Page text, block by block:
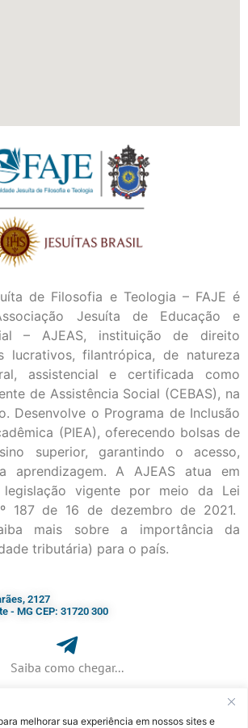
melhorar sua experiência em nossos sites e
de Filosofia e Teologia – FAJE é
Jesuíta de Educação e
– AJEAS, instituição de direito
lucrativos, filantrópica, de natureza
assistencial e certificada como
de Assistência Social (CEBAS), na
Desenvolve o Programa de Inclusão
(PIEA), oferecendo bolsas de
superior, garantindo o acesso,
aprendizagem. A AJEAS atua em
legislação vigente por meio da Lei
187 de 16 de dezembro de 2021.
mais sobre a importância da
tributária) para o país.
2127
- MG CEP: 31720 300
Saiba como chegar...